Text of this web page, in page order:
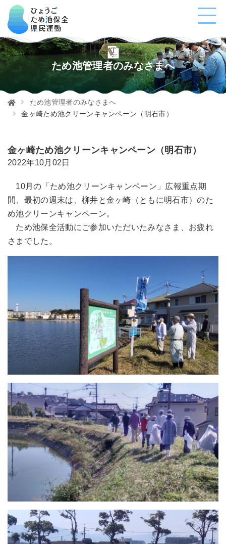
ため池管理者のみなさまへ
ため池管理者のみなさまへ
金ヶ崎ため池クリーンキャンペーン（明石市）
金ヶ崎ため池クリーンキャンペーン（明石市）
2022年10月02日
10月の「ため池クリーンキャンペーン」広報重点期
間、最初の週末は、柳井と金ヶ崎（ともに明石市）のた
め池クリーンキャンペーン。
ため池保全活動にご参加いただいたみなさま、お疲れ
さまでした。